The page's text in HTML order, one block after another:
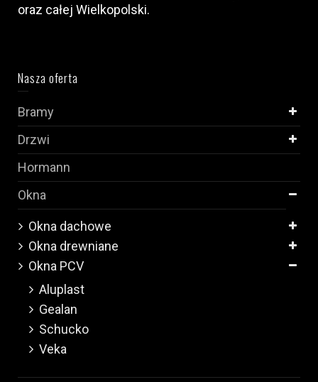
oraz całej Wielkopolski.
Nasza oferta
Bramy
Drzwi
Hormann
Okna
Okna dachowe
Okna drewniane
Okna PCV
Aluplast
Gealan
Schucko
Veka